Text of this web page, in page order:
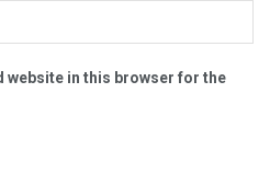
website in this browser for the